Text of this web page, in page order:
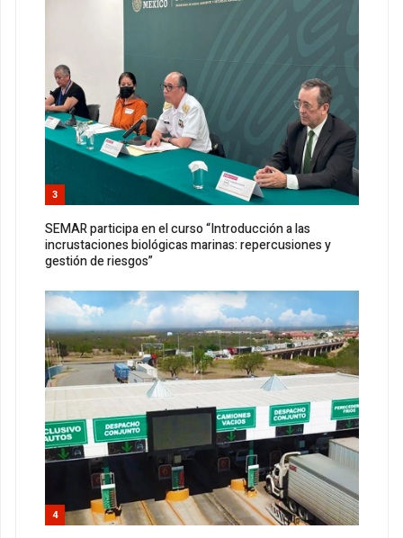
3
SEMAR participa en el curso “Introducción a las
incrustaciones biológicas marinas: repercusiones y
gestión de riesgos”
4